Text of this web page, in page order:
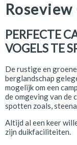
PERFECTE
VOGELS TE
De rustige en
berglandschap
mogelijk om een
de omgeving van de
spotten zoals,
Altijd al een keer
zijn duikfaciliteiten.